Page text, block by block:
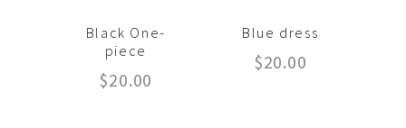
Black One-
piece
$20.00
Blue dress
$20.00